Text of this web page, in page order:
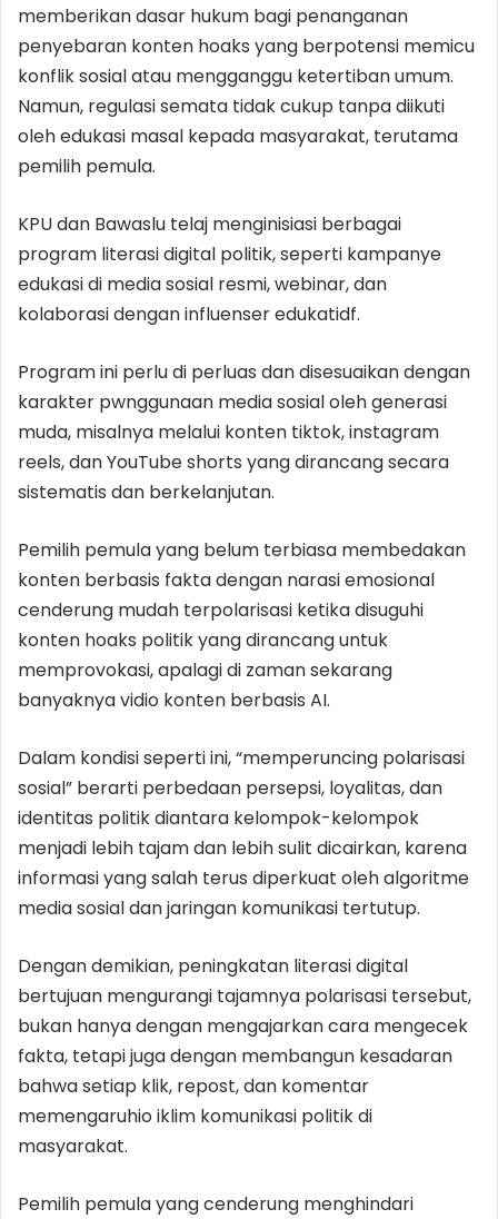
memberikan dasar hukum bagi penanganan
penyebaran konten hoaks yang berpotensi memicu
konflik sosial atau mengganggu ketertiban umum.
Namun, regulasi semata tidak cukup tanpa diikuti
oleh edukasi masal kepada masyarakat, terutama
pemilih pemula.
KPU dan Bawaslu telaj menginisiasi berbagai
program literasi digital politik, seperti kampanye
edukasi di media sosial resmi, webinar, dan
kolaborasi dengan influenser edukatidf.
Program ini perlu di perluas dan disesuaikan dengan
karakter pwnggunaan media sosial oleh generasi
muda, misalnya melalui konten tiktok, instagram
reels, dan YouTube shorts yang dirancang secara
sistematis dan berkelanjutan.
Pemilih pemula yang belum terbiasa membedakan
konten berbasis fakta dengan narasi emosional
cenderung mudah terpolarisasi ketika disuguhi
konten hoaks politik yang dirancang untuk
memprovokasi, apalagi di zaman sekarang
banyaknya vidio konten berbasis AI.
Dalam kondisi seperti ini, “memperuncing polarisasi
sosial” berarti perbedaan persepsi, loyalitas, dan
identitas politik diantara kelompok-kelompok
menjadi lebih tajam dan lebih sulit dicairkan, karena
informasi yang salah terus diperkuat oleh algoritme
media sosial dan jaringan komunikasi tertutup.
Dengan demikian, peningkatan literasi digital
bertujuan mengurangi tajamnya polarisasi tersebut,
bukan hanya dengan mengajarkan cara mengecek
fakta, tetapi juga dengan membangun kesadaran
bahwa setiap klik, repost, dan komentar
memengaruhio iklim komunikasi politik di
masyarakat.
Pemilih pemula yang cenderung menghindari